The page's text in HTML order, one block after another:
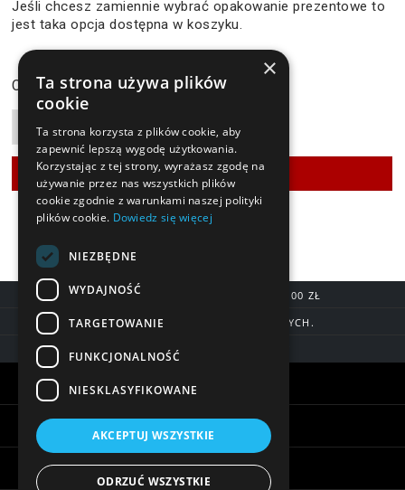
Jeśli chcesz zamiennie wybrać opakowanie prezentowe to
jest taka opcja dostępna w koszyku.
Cena: 109,90 zł
DARMOWA DOSTAWA OD 200,00 ZŁ
DOSTAWA DO 7 DNI ROBOCZYCH.
BLIK, SZYBKIE PRZELEWY
Informacje
×
Ta strona używa plików
cookie
Ta strona korzysta z plików cookie, aby
zapewnić lepszą wygodę użytkowania.
Korzystając z tej strony, wyrażasz zgodę na
używanie przez nas wszystkich plików
cookie zgodnie z warunkami naszej polityki
plików cookie. Dowiedz się więcej
NIEZBĘDNE
WYDAJNOŚĆ
TARGETOWANIE
FUNKCJONALNOŚĆ
NIESKLASYFIKOWANE
AKCEPTUJ WSZYSTKIE
ODRZUĆ WSZYSTKIE